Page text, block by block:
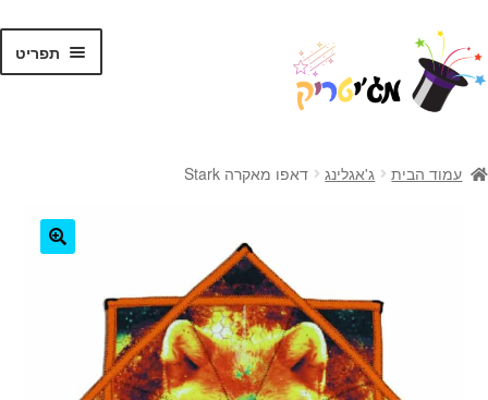
דלג
לניווט
לדלג
לתוכן
תפריט
קלפי קסמים
ערכות קסמים
עמוד הבית ג'אגלינג דאפו מאקרה Stark